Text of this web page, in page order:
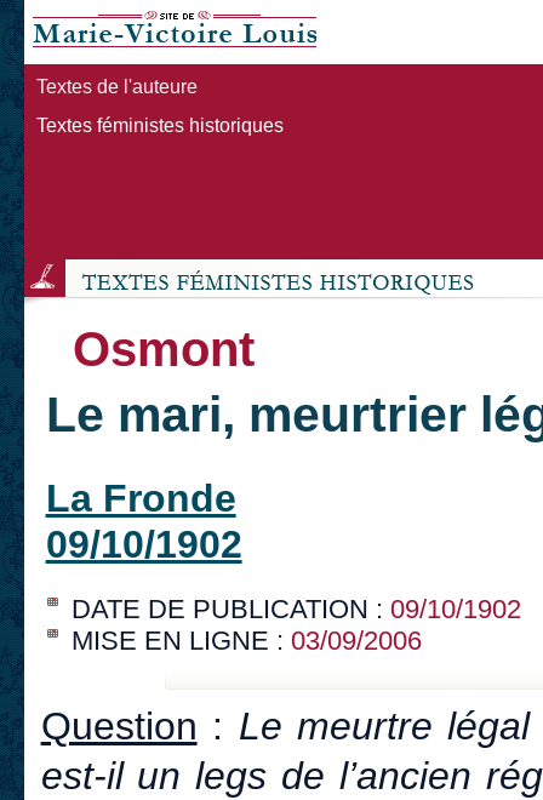
Textes de l'auteure
Textes féministes historiques
Osmont
Le mari, meurtrier
La Fronde
09/10/1902
DATE DE PUBLICATION : 09/10/1902
MISE EN LIGNE : 03/09/2006
Question : Le meurtre
est-il un legs de l’ancien